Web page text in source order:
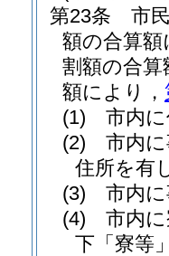
第23条
市
額の合算
割額の合
額により，
(1)
市内
(2)
市内
住所を有
(3)
市内
(4)
市内
下「寮等